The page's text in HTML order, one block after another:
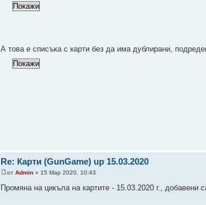
А това е списъка с карти без да има дублирани,
Re: Карти (GunGame) up 15.03.2020
отAdmin » 15 Мар 2020, 10:43
Промяна на цикъла на картите - 15.03.2020 г., добавени